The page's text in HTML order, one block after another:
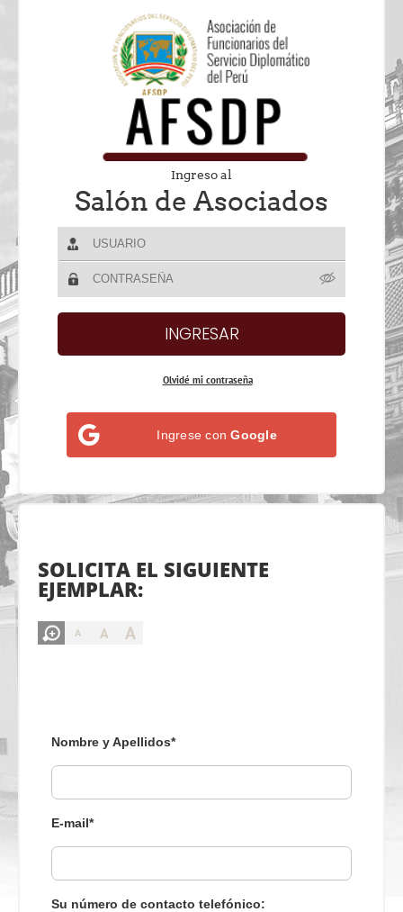
Ingreso al
Salón de Asociados
Olvidé mi contraseña
Ingrese conGoogle
SOLICITA EL SIGUIENTE
EJEMPLAR:
A A A
Nombre y Apellidos*
E-mail*
Su número de contacto telefónico: